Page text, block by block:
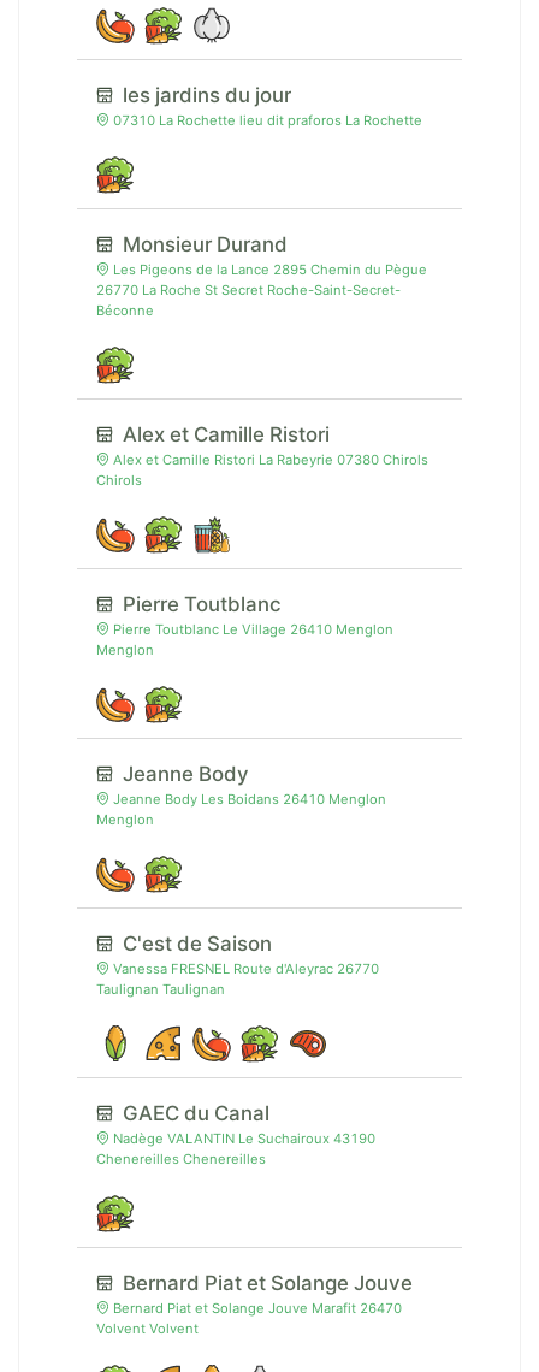
les jardins du jour
07310 La Rochette lieu dit praforos La Rochette
Monsieur Durand
Les Pigeons de la Lance 2895 Chemin du Pègue
26770 La Roche St Secret Roche-Saint-Secret-
Béconne
Alex et Camille Ristori
Alex et Camille Ristori La Rabeyrie 07380 Chirols
Chirols
Pierre Toutblanc
Pierre Toutblanc Le Village 26410 Menglon
Menglon
Jeanne Body
Jeanne Body Les Boidans 26410 Menglon
Menglon
C'est de Saison
Vanessa FRESNEL Route d'Aleyrac 26770
Taulignan Taulignan
GAEC du Canal
Nadège VALANTIN Le Suchairoux 43190
Chenereilles Chenereilles
Bernard Piat et Solange Jouve
Bernard Piat et Solange Jouve Marafit 26470
Volvent Volvent